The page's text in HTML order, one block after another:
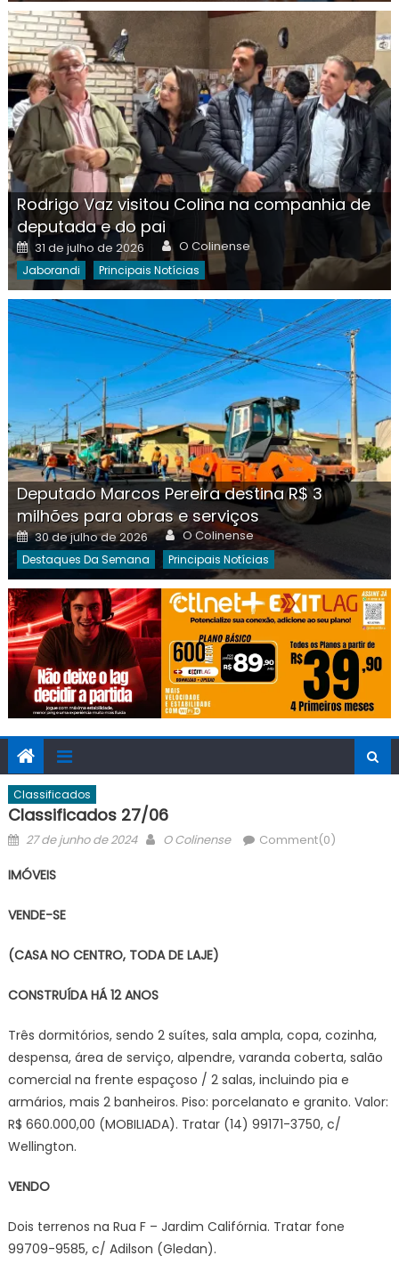
Rodrigo Vaz visitou Colina na companhia de
deputada e do pai
Posted
on
31 de julho de 2026 Author
O Colinense
Jaborandi Principais Notícias
Deputado Marcos Pereira destina R$ 3
milhões para obras e serviços
Posted
on
30 de julho de 2026 Author
O Colinense
Destaques Da Semana Principais Notícias
Classificados
Classificados 27/06
Posted
27 de junho de 2024 Author
O Colinense Comment(0)
IMÓVEIS
VENDE-SE
(CASA NO CENTRO, TODA DE LAJE)
CONSTRUÍDA HÁ 12 ANOS
Três dormitórios, sendo 2 suítes, sala ampla, copa, cozinha,
despensa, área de serviço, alpendre, varanda coberta, salão
comercial na frente espaçoso / 2 salas, incluindo pia e
armários, mais 2 banheiros. Piso: porcelanato e granito. Valor:
R$ 660.000,00 (MOBILIADA). Tratar (14) 99171-3750, c/
Wellington.
VENDO
Dois terrenos na Rua F – Jardim Califórnia. Tratar fone
99709-9585, c/ Adilson (Gledan).